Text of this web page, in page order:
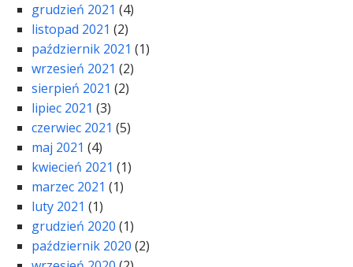
grudzień 2021 (4)
listopad 2021 (2)
październik 2021 (1)
wrzesień 2021 (2)
sierpień 2021 (2)
lipiec 2021 (3)
czerwiec 2021 (5)
maj 2021 (4)
kwiecień 2021 (1)
marzec 2021 (1)
luty 2021 (1)
grudzień 2020 (1)
październik 2020 (2)